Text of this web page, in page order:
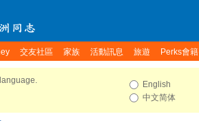
交友社區 家族 活動訊息 旅遊 Perks會籍
English
中文简体